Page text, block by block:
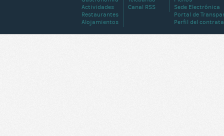
Sede Electrónica
Portal de
Perfil del
Canal RSS
Actividades
Restaurantes
Alojamientos